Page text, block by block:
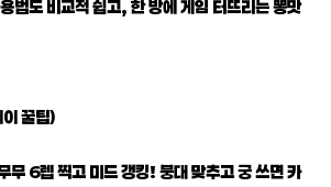
법도 비교적 쉽고, 한 방에 게임 터뜨리는 뽕맛
꿀팁)
무 6렙 찍고 미드 갱킹! 붕대 맞추고 궁 쓰면 카